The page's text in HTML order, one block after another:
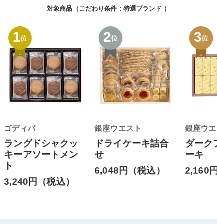
対象商品（こだわり条件： 特選ブランド ）
1位
ゴディバ
ラングドシャクッ
キーアソートメン
ト
3,240円（税込）
2位
銀座ウエスト
ドライケーキ詰合
せ
6,048円（税込）
3位
銀座ウ
ダーク
ーキ
2,160